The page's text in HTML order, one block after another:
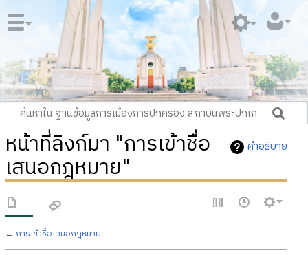
คำอธิบาย
หน้าที่ลิงก์มา "การเข้าชื่อ
เสนอกฎหมาย"
← การเข้าชื่อเสนอกฎหมาย